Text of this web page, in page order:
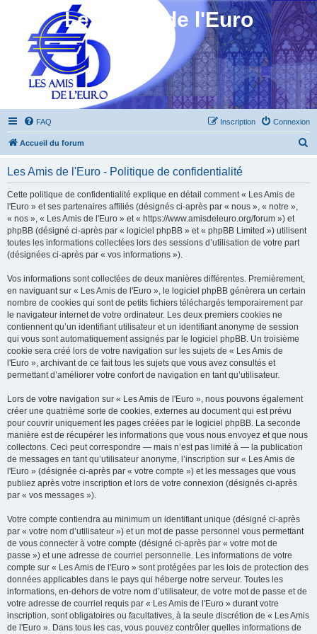
Les Amis de l'Euro
FAQ Connexion
Inscription
Accueil du forum
Les Amis de l'Euro - Politique de confidentialité
Cette politique de confidentialité explique en détail comment « Les Amis de
l'Euro » et ses partenaires affiliés (désignés ci-après par « nous », « notre »,
« nos », « Les Amis de l'Euro » et « https://www.amisdeleuro.org/forum ») et
phpBB (désigné ci-après par « logiciel phpBB » et « phpBB Limited ») utilisent
toutes les informations collectées lors des sessions d’utilisation de votre part
(désignées ci-après par « vos informations »).
Vos informations sont collectées de deux manières différentes. Premièrement,
en naviguant sur « Les Amis de l'Euro », le logiciel phpBB génèrera un certain
nombre de cookies qui sont de petits fichiers téléchargés temporairement par
le navigateur internet de votre ordinateur. Les deux premiers cookies ne
contiennent qu’un identifiant utilisateur et un identifiant anonyme de session
qui vous sont automatiquement assignés par le logiciel phpBB. Un troisième
cookie sera créé lors de votre navigation sur les sujets de « Les Amis de
l'Euro », archivant de ce fait tous les sujets que vous avez consultés et
permettant d’améliorer votre confort de navigation en tant qu’utilisateur.
Lors de votre navigation sur « Les Amis de l'Euro », nous pouvons également
créer une quatrième sorte de cookies, externes au document qui est prévu
pour couvrir uniquement les pages créées par le logiciel phpBB. La seconde
manière est de récupérer les informations que vous nous envoyez et que nous
collectons. Ceci peut correspondre — mais n’est pas limité à — la publication
de messages en tant qu’utilisateur anonyme, l’inscription sur « Les Amis de
l'Euro » (désignée ci-après par « votre compte ») et les messages que vous
publiez après votre inscription et lors de votre connexion (désignés ci-après
par « vos messages »).
Votre compte contiendra au minimum un identifiant unique (désigné ci-après
par « votre nom d’utilisateur ») et un mot de passe personnel vous permettant
de vous connecter à votre compte (désigné ci-après par « votre mot de
passe ») et une adresse de courriel personnelle. Les informations de votre
compte sur « Les Amis de l'Euro » sont protégées par les lois de protection des
données applicables dans le pays qui héberge notre serveur. Toutes les
informations, en-dehors de votre nom d’utilisateur, de votre mot de passe et de
votre adresse de courriel requis par « Les Amis de l'Euro » durant votre
inscription, sont obligatoires ou facultatives, à la seule discrétion de « Les Amis
de l'Euro ». Dans tous les cas, vous pouvez contrôler quelles informations de